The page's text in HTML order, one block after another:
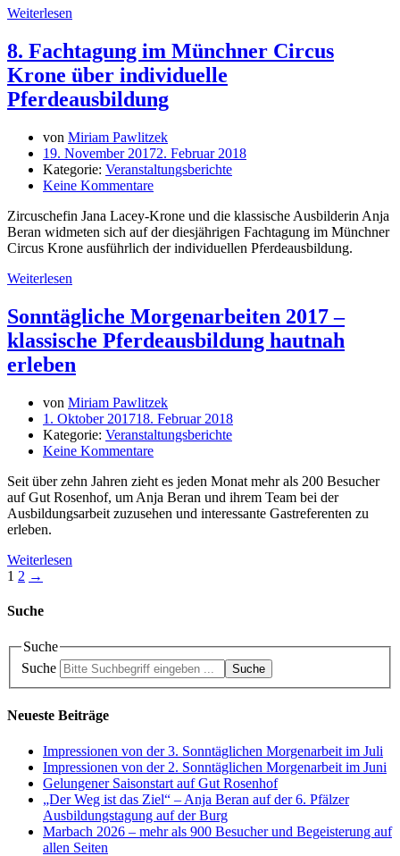
Weiterlesen
8. Fachtagung im Münchner Circus
Krone über individuelle
Pferdeausbildung
von Miriam Pawlitzek
19. November 20172. Februar 2018
Kategorie: Veranstaltungsberichte
Keine Kommentare
Zircuschefin Jana Lacey-Krone und die klassische Ausbilderin Anja
Beran widmeten sich auf der diesjährigen Fachtagung im Münchner
Circus Krone ausführlich der individuellen Pferdeausbildung.
Weiterlesen
Sonntägliche Morgenarbeiten 2017 –
klassische Pferdeausbildung hautnah
erleben
von Miriam Pawlitzek
1. Oktober 201718. Februar 2018
Kategorie: Veranstaltungsberichte
Keine Kommentare
Seit über zehn Jahren zieht es jeden Monat mehr als 200 Besucher
auf Gut Rosenhof, um Anja Beran und ihrem Team bei der
Ausbildungsarbeit zuzusehen und interessante Gastreferenten zu
erleben.
Weiterlesen
1 2 →
Suche
Suche
Suche
Suche
Neueste Beiträge
Impressionen von der 3. Sonntäglichen Morgenarbeit im Juli
Impressionen von der 2. Sonntäglichen Morgenarbeit im Juni
Gelungener Saisonstart auf Gut Rosenhof
„Der Weg ist das Ziel“ – Anja Beran auf der 6. Pfälzer
Ausbildungstagung auf der Burg
Marbach 2026 – mehr als 900 Besucher und Begeisterung auf
allen Seiten